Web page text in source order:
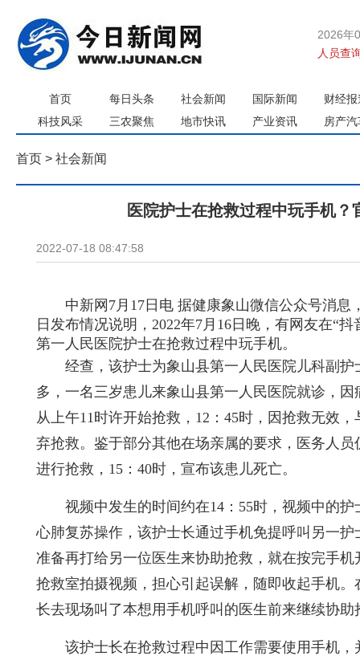
2026年
人员查
首页 每日头条 社会新闻 国际新闻
财经报
科技风采
三农聚焦 地市快讯 产业资讯 房产汽
首页 > 社会新闻
医院护士在抢救过程中玩手机？
2022-07-18 08:47:58
中新网7月17日电 据健康象山微信公众号消息
日发布情况说明，2022年7月16日晚，有网友在“
第一人民医院护士在抢救过程中玩手机。
经查，该护士为象山县第一人民医院儿科副护
多，一名三岁患儿来象山县第一人民医院就诊，
从上午11时许开始抢救，12：45时，因抢救无效
弃抢救。鉴于部分其他在场亲属的要求，医务人
进行抢救，15：40时，宣布该患儿死亡。
视频中发生的时间约在14：55时，视频中的
心肺复苏操作，该护士长通过手机免提呼叫另一
准备再打给另一位医生来协助抢救，就在按完手
抢救室拍摄视频，担心引起误解，随即收起手机
长去现场叫了本想用手机呼叫的医生前来继续协助
该护士长在抢救过程中因工作需要使用手机